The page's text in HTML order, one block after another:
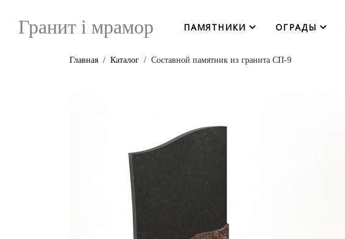
Гранит i мрамор ПАМЯТНИКИ ОГРАДЫ
Главная Каталог Составной памятник из гранита СП-9